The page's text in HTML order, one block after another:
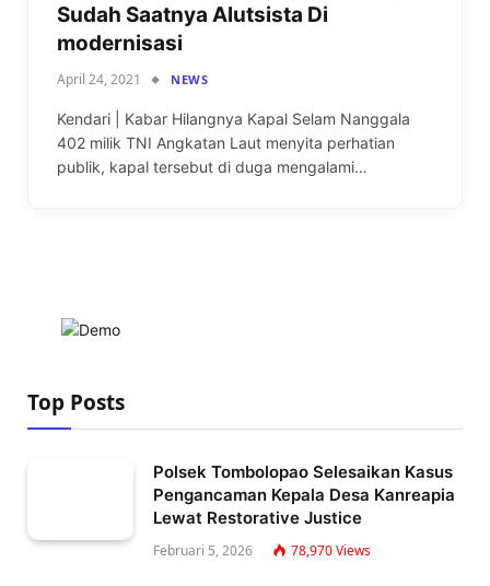
Sudah Saatnya Alutsista Di
modernisasi
April 24, 2021 NEWS
Kendari | Kabar Hilangnya Kapal Selam Nanggala
402 milik TNI Angkatan Laut menyita perhatian
publik, kapal tersebut di duga mengalami…
Top Posts
Polsek Tombolopao Selesaikan Kasus
Pengancaman Kepala Desa Kanreapia
Lewat Restorative Justice
Februari 5, 2026 78,970Views